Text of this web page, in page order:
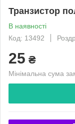
Транзистор
В наявності
Код: 13492
25 ₴
Мінімальна сума